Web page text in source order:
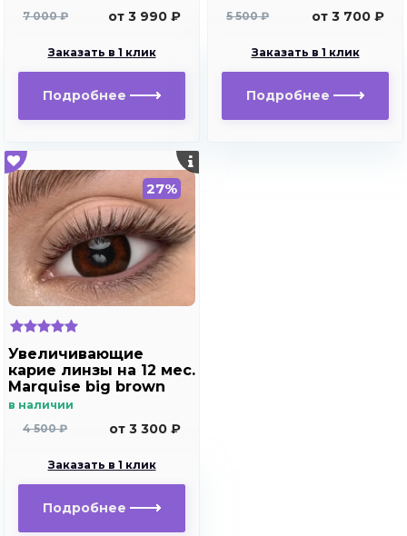
и близорукости
7 000 ₽
от 3 990 ₽
Заказать в 1 клик
Подробнее
5 500 ₽
от 3 700 ₽
Заказать в 1 клик
Подробнее
27%
Увеличивающие
карие линзы на 12 мес.
Marquise big brown
в наличии
4 500 ₽
от 3 300 ₽
Заказать в 1 клик
Подробнее